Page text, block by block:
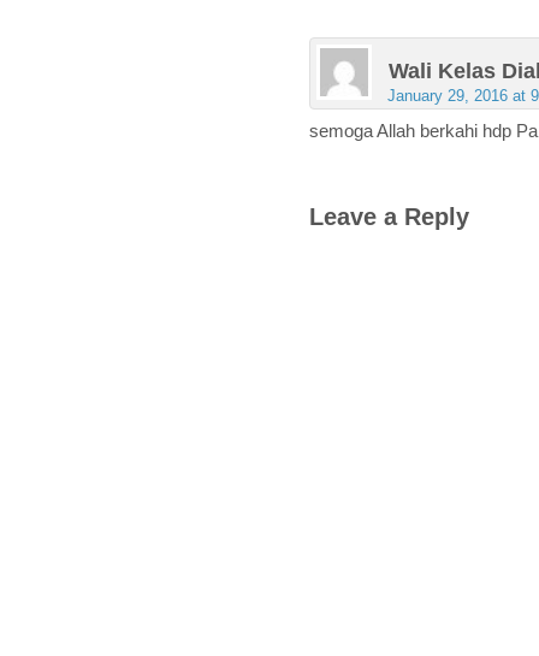
Wali Kelas
January 29, 2016 at
semoga Allah berkahi hdp
Leave a Reply